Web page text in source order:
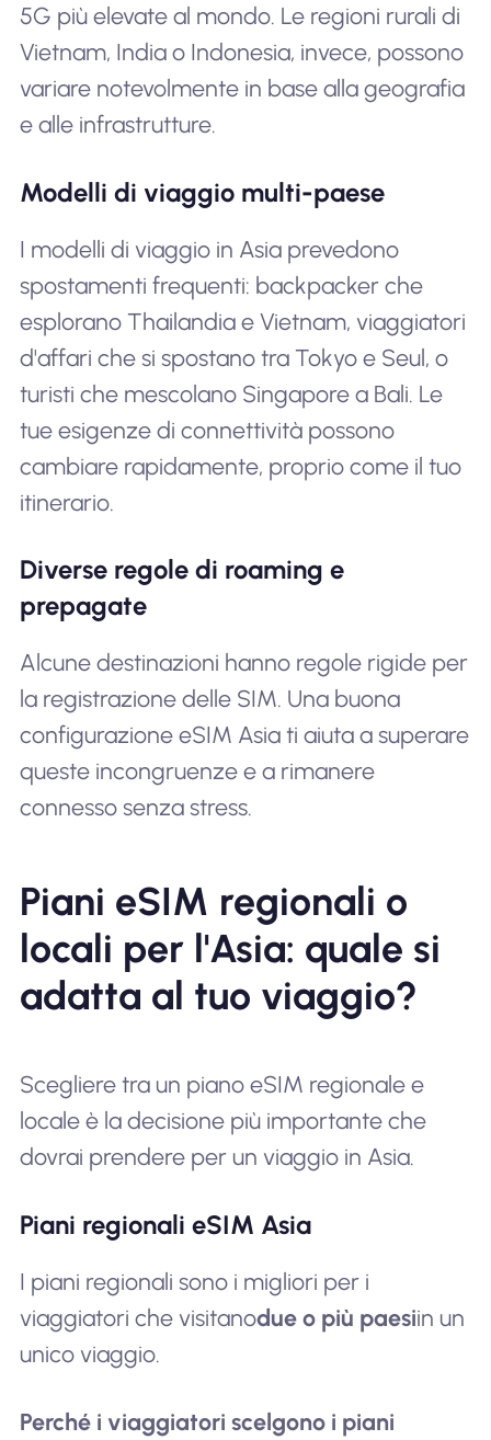
5G più elevate al mondo. Le regioni rurali di
Vietnam, India o Indonesia, invece, possono
variare notevolmente in base alla geografia
e alle infrastrutture.
Modelli di viaggio multi-paese
I modelli di viaggio in Asia prevedono
spostamenti frequenti: backpacker che
esplorano Thailandia e Vietnam, viaggiatori
d'affari che si spostano tra Tokyo e Seul, o
turisti che mescolano Singapore a Bali. Le
tue esigenze di connettività possono
cambiare rapidamente, proprio come il tuo
itinerario.
Diverse regole di roaming e
prepagate
Alcune destinazioni hanno regole rigide per
la registrazione delle SIM. Una buona
configurazione eSIM Asia ti aiuta a superare
queste incongruenze e a rimanere
connesso senza stress.
Piani eSIM regionali o
locali per l'Asia: quale si
adatta al tuo viaggio?
Scegliere tra un piano eSIM regionale e
locale è la decisione più importante che
dovrai prendere per un viaggio in Asia.
Piani regionali eSIM Asia
I piani regionali sono i migliori per i
viaggiatori che visitanodue o più paesiin un
unico viaggio.
Perché i viaggiatori scelgono i piani